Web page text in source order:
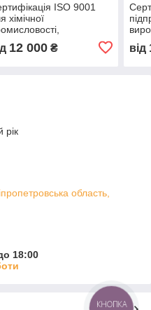
ISO 9001
хімічної
якості,
12 000₴ від
рік
область,
18:00
КНОПКА